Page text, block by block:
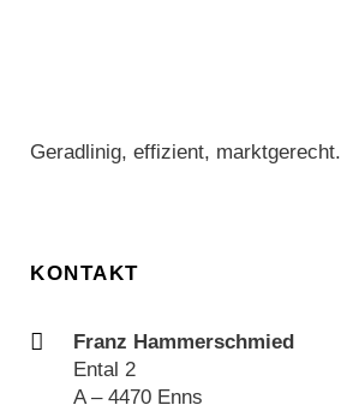
Geradlinig, effizient, marktgerecht.
KONTAKT
Franz Hammerschmied
Ental 2
A – 4470 Enns